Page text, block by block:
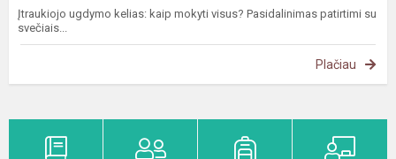
Įtraukiojo ugdymo kelias: kaip mokyti visus? Pasidalinimas patirtimi su
svečiais...
Plačiau